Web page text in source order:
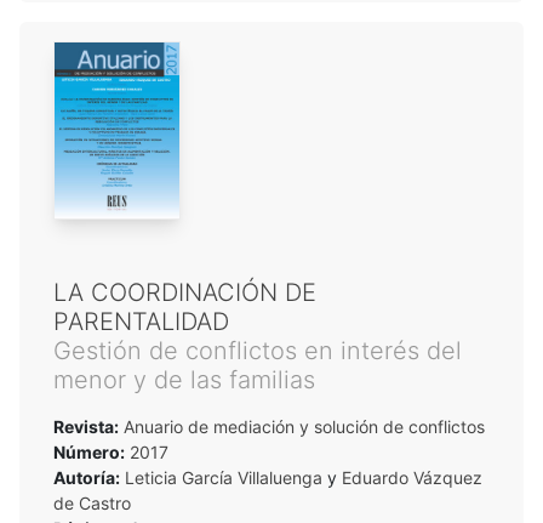
LA COORDINACIÓN DE
PARENTALIDAD
Gestión de conflictos en interés del
menor y de las familias
Revista: Anuario de mediación y solución de conflictos
Número: 2017
Autoría: Leticia García Villaluenga y Eduardo Vázquez
de Castro